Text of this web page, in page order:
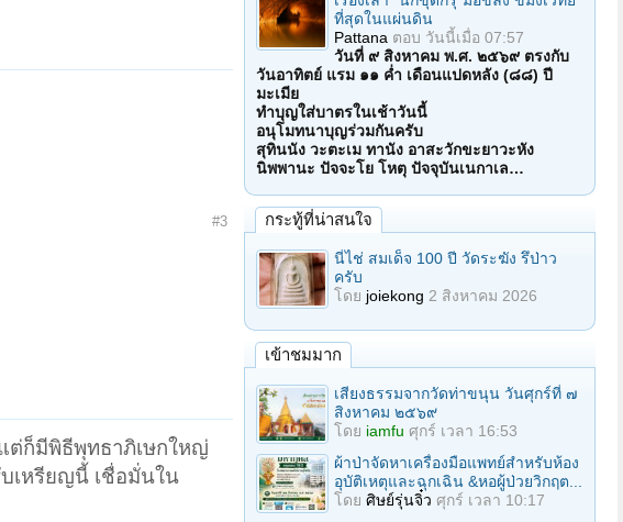
#3
ต่ก็มีพิธีพุทธาภิเษกใหญ่
เหรียญนี้ เชื่อมั่นใน
ที่สุดในแผ่นดิน
Pattana ตอบ วันนี้เมื่อ 07:57
วันที่ ๙ สิงหาคม พ.ศ. ๒๕๖๙ ตรงกับ
วันอาทิตย์ แรม ๑๑ ค่ำ เดือนแปดหลัง (๘๘) ปี
มะเมีย
ทำบุญใส่บาตรในเช้าวันนี้
อนุโมทนาบุญร่วมกันครับ
สุทินนัง วะตะเม ทานัง อาสะวักขะยาวะหัง
นิพพานะ ปัจจะโย โหตุ ปัจจุบันเนกาเล…
กระทู้ที่น่าสนใจ
นี่ไช่ สมเด็จ 100 ปี วัดระฆัง รึป่าว
ครับ
โดย joiekong 2 สิงหาคม 2026
เข้าชมมาก
เสียงธรรมจากวัดท่าขนุน วันศุกร์ที่ ๗
สิงหาคม ๒๕๖๙
โดย iamfu ศุกร์ เวลา 16:53
ผ้าป่าจัดหาเครื่องมือแพทย์สำหรับห้อง
อุบัติเหตุและฉุกเฉิน &หอผู้ป่วยวิกฤต...
โดย ศิษย์รุ่นจิ๋ว ศุกร์ เวลา 10:17